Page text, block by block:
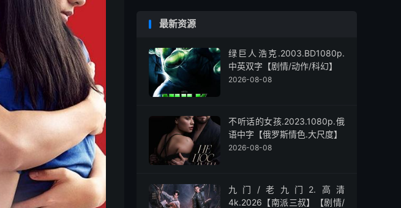
最新资源
绿巨人浩克.2003.BD1080p.
中英双字【剧情/动作/科幻】
2026-08-08
不听话的女孩.2023.1080p.俄
语中字【俄罗斯情色.大尺度】
2026-08-08
九门/老九门2.高清
4k.2026【南派三叔】【剧情/